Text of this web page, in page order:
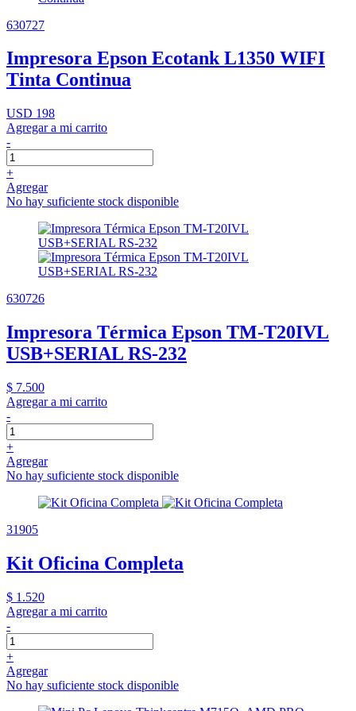
630727
Impresora Epson Ecotank L1350 WIFI
Tinta Continua
USD 198
Agregar a mi carrito
-
+
Agregar
No hay suficiente stock disponible
630726
Impresora Térmica Epson TM-T20IVL
USB+SERIAL RS-232
$ 7.500
Agregar a mi carrito
-
+
Agregar
No hay suficiente stock disponible
31905
Kit Oficina Completa
$ 1.520
Agregar a mi carrito
-
+
Agregar
No hay suficiente stock disponible